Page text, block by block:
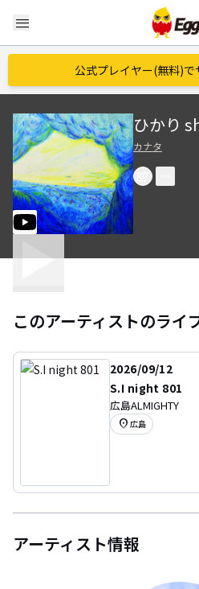
menu
公式プレイヤー(無料)
ひかり
カナタ
このアーティストのライ
2026/09/12
S.I night 801
広島ALMIGHTY
location_on 広島
アーティスト情報